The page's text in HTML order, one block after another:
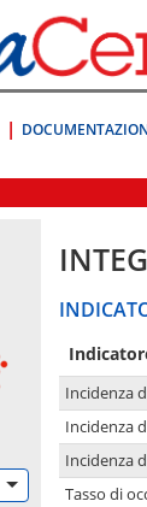
Incidenza
Incidenza
Incidenza
Tasso di